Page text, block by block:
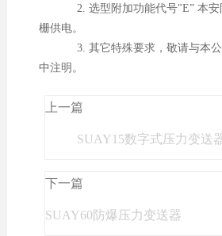
2. 选型附加功能代号"E” 本安
栅供电。
3. 其它特殊要求，敬请与本公
中注明。
上一篇
SUAY15数字式压力变送
下一篇
SUAY60防爆压力变送器